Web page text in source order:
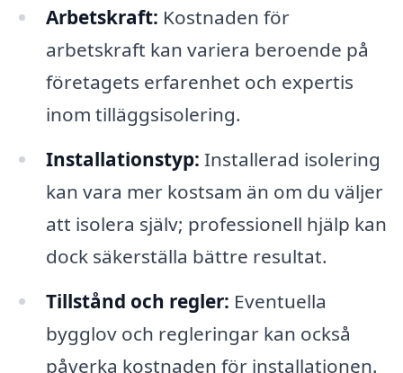
Arbetskraft: Kostnaden för
arbetskraft kan variera beroende på
företagets erfarenhet och expertis
inom tilläggsisolering.
Installationstyp: Installerad isolering
kan vara mer kostsam än om du väljer
att isolera själv; professionell hjälp kan
dock säkerställa bättre resultat.
Tillstånd och regler: Eventuella
bygglov och regleringar kan också
påverka kostnaden för installationen.